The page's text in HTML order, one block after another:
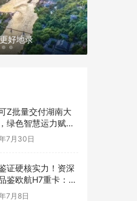
好地录
Z批量交付湖南大
绿色智慧运力赋能
流全面升级
7月30日
证硬核实力！资深
鉴欧航H7重卡：爬
、省油省心、长途
7月8日